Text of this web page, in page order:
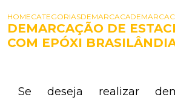
HOMECATEGORIASDEMARCACAO PARA
DEMARCAÇÃO DE
COM EPÓXI
Se deseja realizar